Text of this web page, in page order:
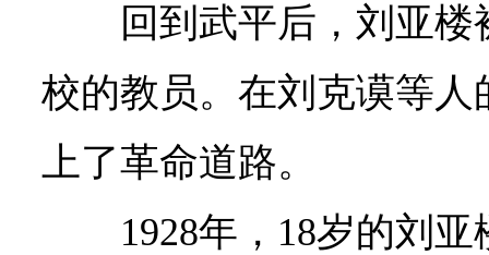
回到武平后，刘亚
校的教员。在刘克谟等
上了革命道路。
1928年，18岁的刘